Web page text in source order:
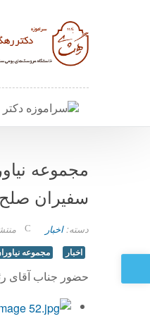
مجموعه
سفیران
دسته:اخبار منتشر
اخبار مجموعه
حضور جناب آقای